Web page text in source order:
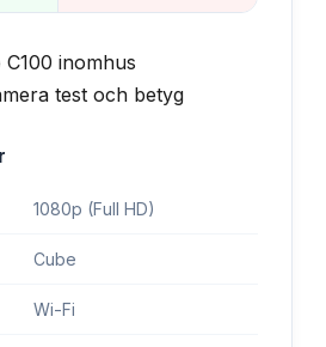
1080p (Full HD)
Cube
Wi-Fi